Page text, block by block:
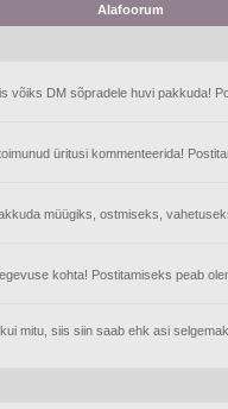
Alafoorum
võiks DM sõpradele huvi pakkuda!
üritusi kommenteerida!
müügiks, ostmiseks,
kohta! Postitamiseks peab
mitu, siis siin saab ehk asi